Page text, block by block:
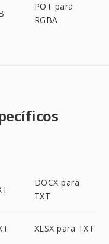
POT para
RGBA
DOCX para
TXT
XLSX para TXT